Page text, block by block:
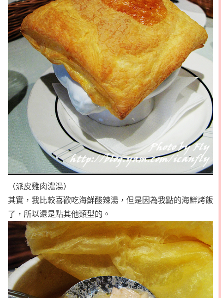
（派皮雞肉濃湯）
其實，我比較喜歡吃海鮮酸辣湯，但是因為我點的海鮮烤飯
了，所以還是點其他類型的。